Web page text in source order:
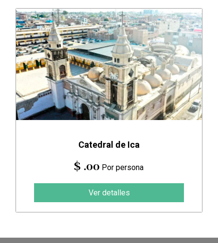
Catedral de Ica
$ .00 Por persona
Ver detalles